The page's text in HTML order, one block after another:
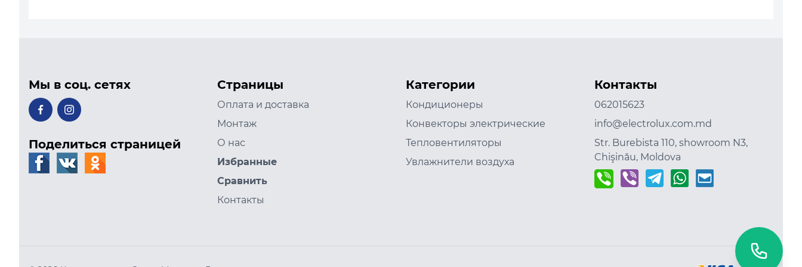
Мы в соц. сетях
Поделиться страницей
Страницы
Оплата и доставка
Монтаж
О нас
Избранные
Сравнить
Контакты
Категории
Кондиционеры
Конвекторы электрические
Тепловентиляторы
Увлажнители воздуха
Контакты
062015623
info@electrolux.com.md
Str. Burebista 110, showroom N3,
Chişinău, Moldova